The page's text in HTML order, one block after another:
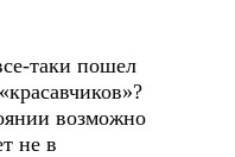
таки пошел
возможно
не в